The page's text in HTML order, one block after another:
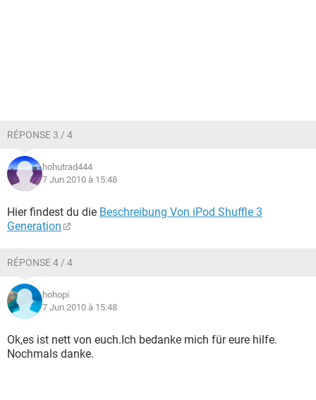
RÉPONSE 3 / 4
hohutrad444
7 Jun 2010 à 15:48
Hier findest du die Beschreibung Von iPod Shuffle 3
Generation
RÉPONSE 4 / 4
hohopi
7 Jun 2010 à 15:48
Ok,es ist nett von euch.Ich bedanke mich für eure hilfe.
Nochmals danke.